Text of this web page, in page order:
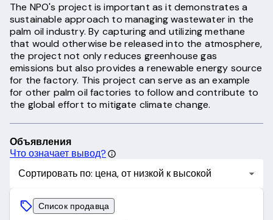
The NPO's project is important as it demonstrates a
sustainable approach to managing wastewater in the
palm oil industry. By capturing and utilizing methane
that would otherwise be released into the atmosphere,
the project not only reduces greenhouse gas
emissions but also provides a renewable energy source
for the factory. This project can serve as an example
for other palm oil factories to follow and contribute to
the global effort to mitigate climate change.
Объявления
Что означает вывод?
Сортировать по: цена, от низкой к высокой
Список продавца